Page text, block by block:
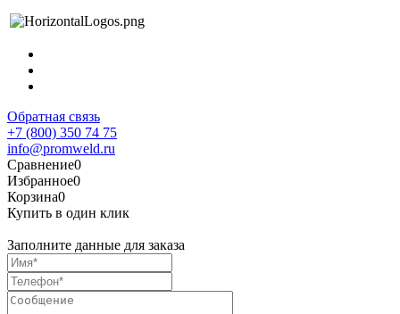
Обратная связь
+7 (800) 350 74 75
info@promweld.ru
Сравнение0
Избранное0
Корзина0
Купить в один клик
Заполните данные для заказа